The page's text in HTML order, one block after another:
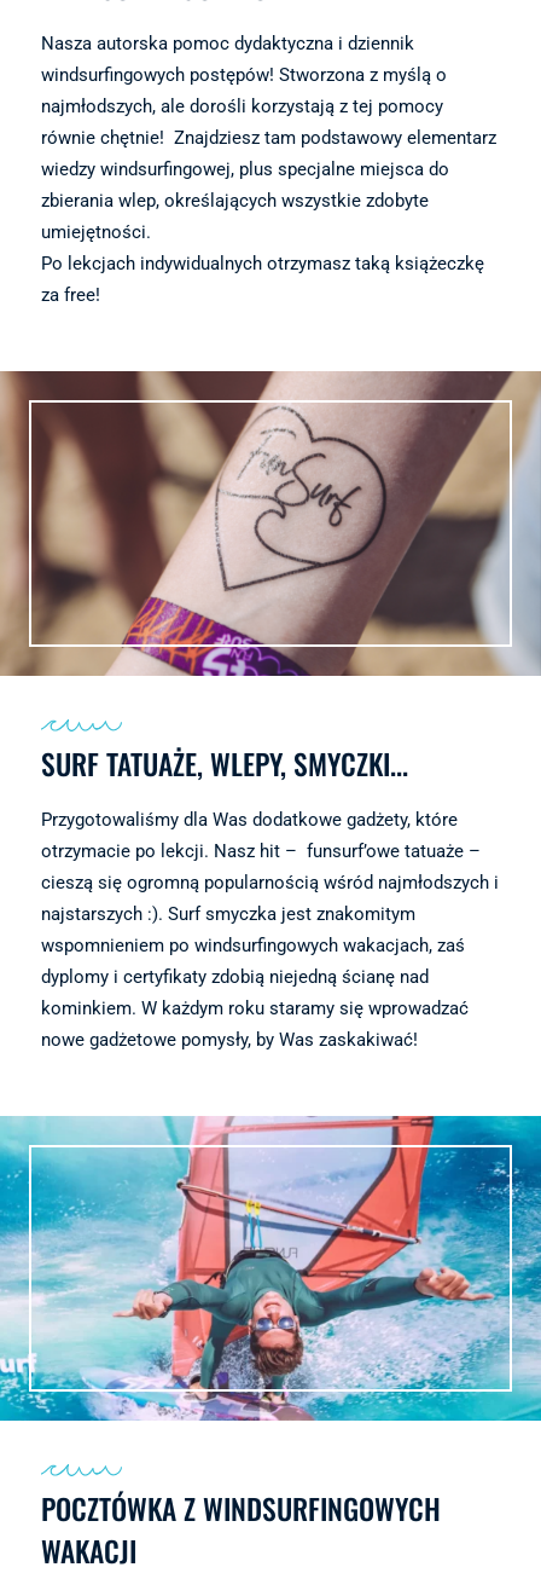
Nasza autorska pomoc dydaktyczna i dziennik
windsurfingowych postępów! Stworzona z myślą o
najmłodszych, ale dorośli korzystają z tej pomocy
równie chętnie! Znajdziesz tam podstawowy elementarz
wiedzy windsurfingowej, plus specjalne miejsca do
zbierania wlep, określających wszystkie zdobyte
umiejętności.
Po lekcjach indywidualnych otrzymasz taką książeczkę
za free!
SURF TATUAŻE, WLEPY, SMYCZKI...
Przygotowaliśmy dla Was dodatkowe gadżety, które
otrzymacie po lekcji. Nasz hit – funsurf’owe tatuaże –
cieszą się ogromną popularnością wśród najmłodszych i
najstarszych :). Surf smyczka jest znakomitym
wspomnieniem po windsurfingowych wakacjach, zaś
dyplomy i certyfikaty zdobią niejedną ścianę nad
kominkiem. W każdym roku staramy się wprowadzać
nowe gadżetowe pomysły, by Was zaskakiwać!
POCZTÓWKA Z WINDSURFINGOWYCH
WAKACJI